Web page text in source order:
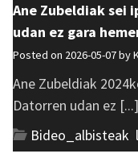
Ane Zubeldiak sei
udan ez gara
Posted on 2026-05-07 by
Ane Zubeldiak
Datorren udan ez [...]
Bideo_albisteak